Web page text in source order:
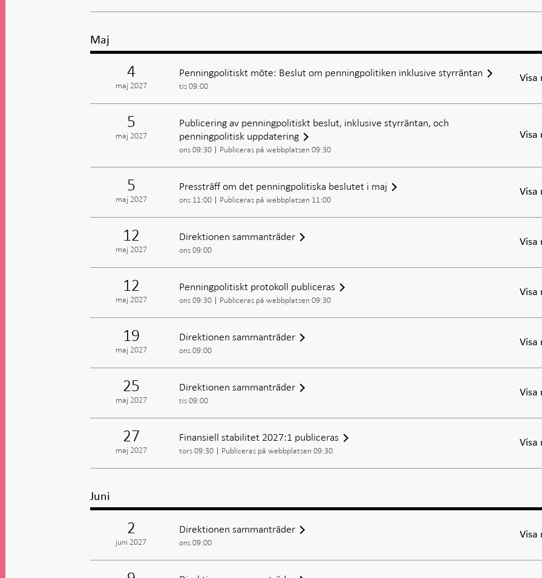
Maj
4
maj 2027
Penningpolitiskt möte: Beslut om penningpolitiken inklusive styrräntan
tis 09:00
Visa
5
maj 2027
Publicering av penningpolitiskt beslut, inklusive styrräntan, och
penningpolitisk uppdatering
ons 09:30 Publiceras på webbplatsen 09:30
Visa
5
maj 2027
Pressträff om det penningpolitiska beslutet i maj
ons 11:00 Publiceras på webbplatsen 11:00
Visa
12
maj 2027
Direktionen sammanträder
ons 09:00
Visa
12
maj 2027
Penningpolitiskt protokoll publiceras
ons 09:30 Publiceras på webbplatsen 09:30
Visa
19
maj 2027
Direktionen sammanträder
ons 09:00
Visa
25
maj 2027
Direktionen sammanträder
tis 09:00
Visa
27
maj 2027
Finansiell stabilitet 2027:1 publiceras
tors 09:30 Publiceras på webbplatsen 09:30
Visa
Juni
2
juni 2027
Direktionen sammanträder
ons 09:00
Visa